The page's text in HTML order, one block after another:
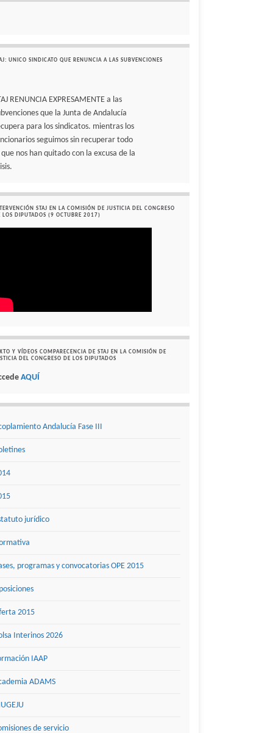
UNICO SINDICATO QUE RENUNCIA A LAS SUBVENCIONES
RENUNCIA EXPRESAMENTE a las
que la Junta de Andalucía
para los sindicatos. mientras los
seguimos sin recuperar todo
que nos han quitado con la excusa de la
STAJ EN LA COMISIÓN DE JUSTICIA DEL CONGRESO
LOS DIPUTADOS (9 OCTUBRE 2017)
Y VÍDEOS COMPARECENCIA DE STAJ EN LA COMISIÓN DE
DEL CONGRESO DE LOS DIPUTADOS
AQUÍ
Andalucía Fase III
jurídico
programas y convocatorias OPE 2015
2015
Interinos 2026
IAAP
ADAMS
de servicio